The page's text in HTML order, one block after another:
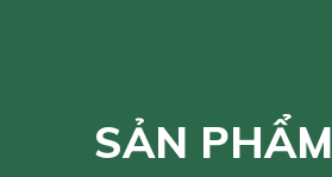
SẢN PHẨM